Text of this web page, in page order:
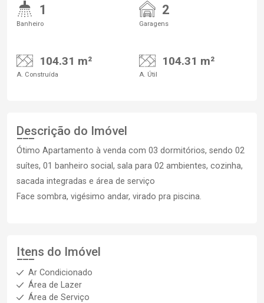
1
Banheiro
2
Garagens
104.31 m²
A. Construída
104.31 m²
A. Útil
Descrição do Imóvel
Ótimo Apartamento à venda com 03 dormitórios, sendo 02
suítes, 01 banheiro social, sala para 02 ambientes, cozinha,
sacada integradas e área de serviço
Face sombra, vigésimo andar, virado pra piscina.
Itens do Imóvel
Ar Condicionado
Área de Lazer
Área de Serviço